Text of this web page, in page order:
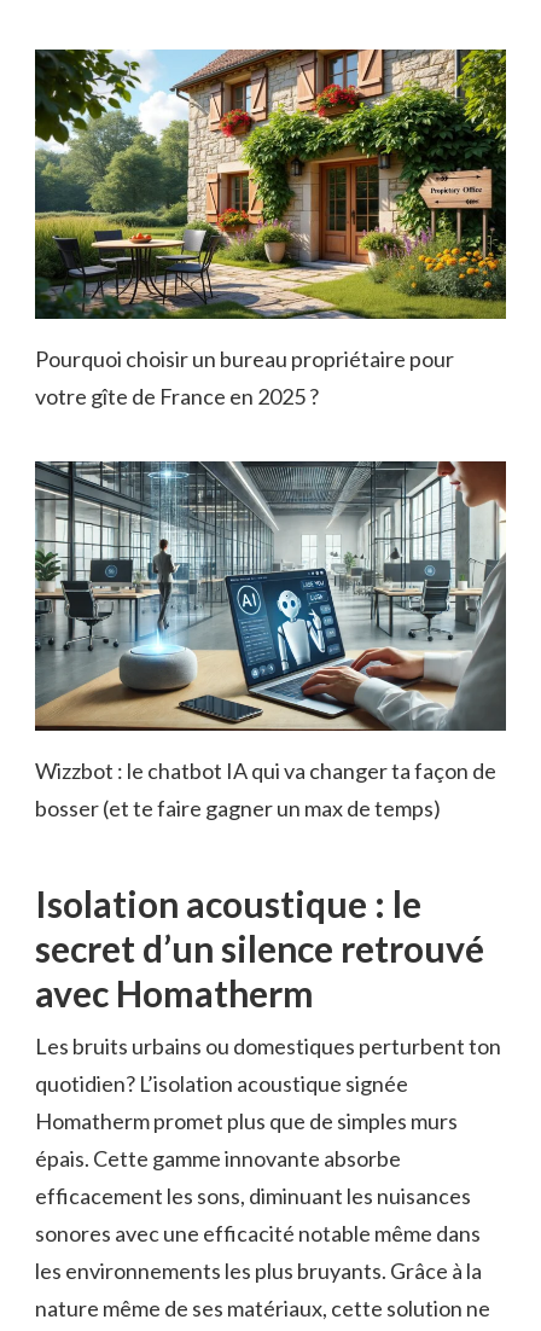
Pourquoi choisir un bureau propriétaire pour
votre gîte de France en 2025 ?
Wizzbot : le chatbot IA qui va changer ta façon de
bosser (et te faire gagner un max de temps)
Isolation acoustique : le
secret d’un silence retrouvé
avec Homatherm
Les bruits urbains ou domestiques perturbent ton
quotidien? L’isolation acoustique signée
Homatherm promet plus que de simples murs
épais. Cette gamme innovante absorbe
efficacement les sons, diminuant les nuisances
sonores avec une efficacité notable même dans
les environnements les plus bruyants. Grâce à la
nature même de ses matériaux, cette solution ne